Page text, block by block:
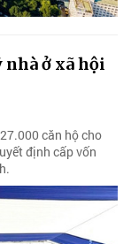
nhà ở xã hội
căn hộ cho
định cấp vốn